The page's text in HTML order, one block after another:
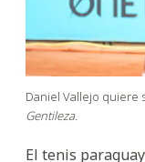
Daniel Vallejo quiere
Gentileza.
El tenis